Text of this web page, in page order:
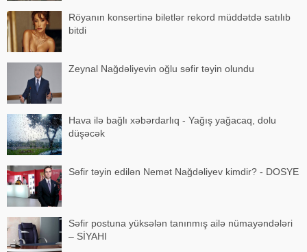
Röyanın konsertinə biletlər rekord müddətdə satılıb
bitdi
Zeynal Nağdəliyevin oğlu səfir təyin olundu
Hava ilə bağlı xəbərdarlıq - Yağış yağacaq, dolu
düşəcək
Səfir təyin edilən Nemət Nağdəliyev kimdir? - DOSYE
Səfir postuna yüksələn tanınmış ailə nümayəndələri
– SİYAHI